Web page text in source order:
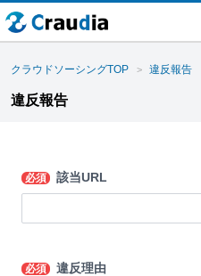
クラウドソーシングTOP 違反報告
違反報告
必須 該当URL
必須 違反理由